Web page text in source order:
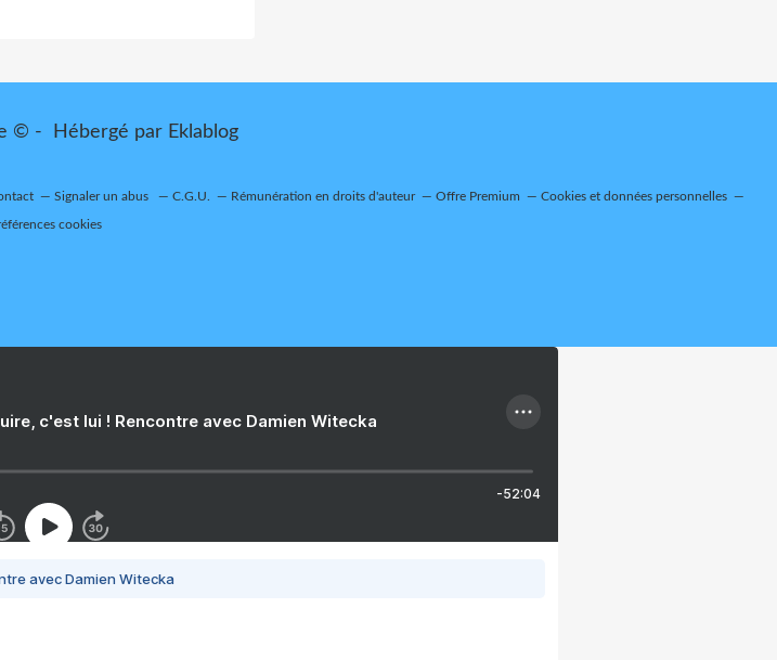
© - Hébergé par Eklablog
Signaler un abus C.G.U. Rémunération en droits d'auteur Offre Premium Cookies et données personnelles
cookies
c'est lui ! Rencontre avec Damien Witecka
-52:04
avec Damien Witecka